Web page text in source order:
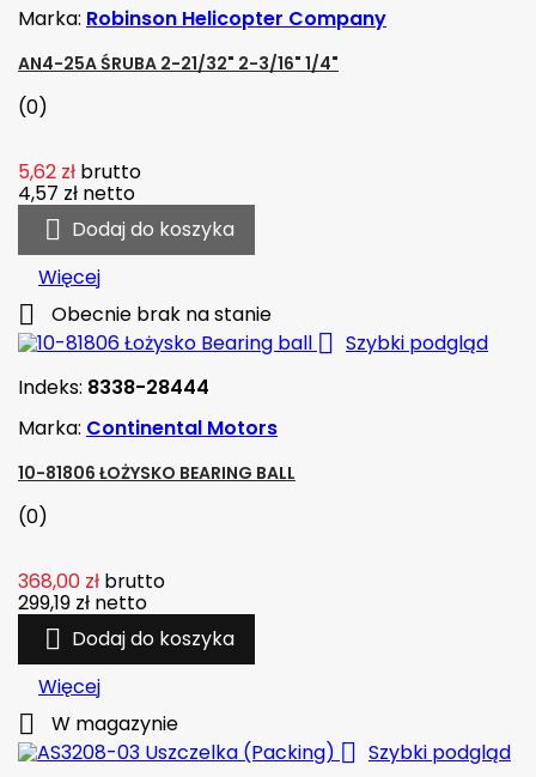
Marka: Robinson Helicopter Company
AN4-25A ŚRUBA 2-21/32" 2-3/16" 1/4"
(0)
5,62 zł brutto
4,57 zł netto
 Dodaj do koszyka
Więcej
 Obecnie brak na stanie
 Szybki podgląd
Indeks: 8338-28444
Marka: Continental Motors
10-81806 ŁOŻYSKO BEARING BALL
(0)
368,00 zł brutto
299,19 zł netto
 Dodaj do koszyka
Więcej
 W magazynie
 Szybki podgląd